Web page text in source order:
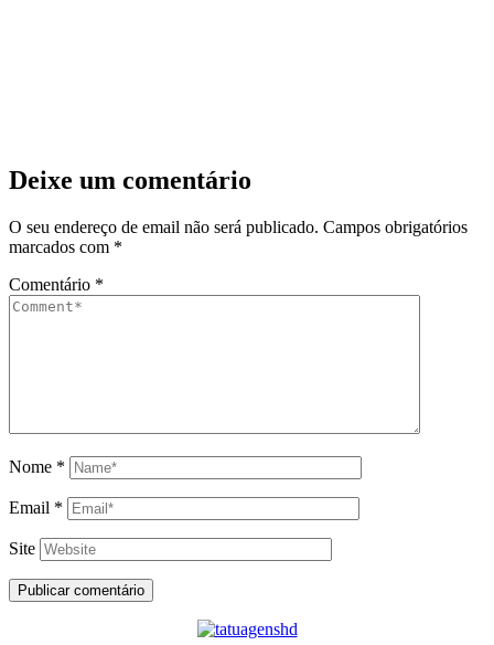
Deixe um comentário
O seu endereço de email não será publicado. Campos obrigatórios
marcados com *
Comentário *
Nome *
Email *
Site